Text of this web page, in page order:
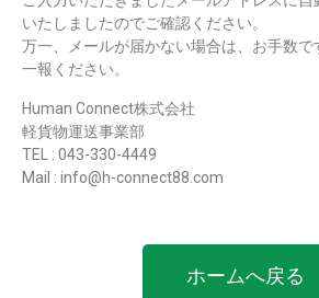
いたしましたのでご確認ください。
万一、メールが届かない場合は、お手数
一報ください。
Human Connect株式会社
軽貨物運送事業部
TEL : 043-330-4449
Mail : info@h-connect88.com
ホームへ戻る